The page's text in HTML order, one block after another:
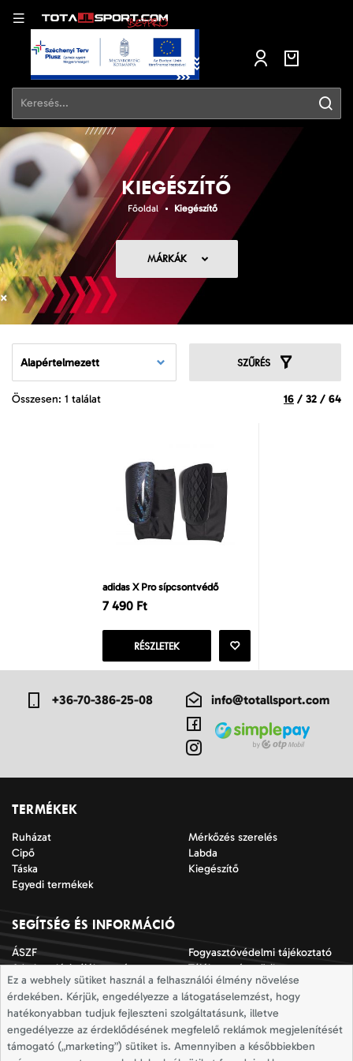
KIEGÉSZÍTŐ
Főoldal Kiegészítő
MÁRKÁK
Alapértelmezett SZŰRÉS
Összesen: 1 találat 16 / 32 / 64
adidas X Pro sípcsontvédő
7 490 Ft
RÉSZLETEK
+36-70-386-25-08 info@totallsport.com
TERMÉKEK
Ruházat
Mérkőzés szerelés
Cipő
Labda
Táska
Kiegészítő
Egyedi termékek
SEGÍTSÉG ÉS INFORMÁCIÓ
ÁSZF
Fogyasztóvédelmi tájékoztató
Adatkezelési tájékoztató
Tájékoztató a sütik
alkalmazásáról
Jogi nyilatkozat
Impresszum
Elállási nyilatkozat
Mérettáblázatok
Szállítási információk
Elállás a szerződéstől
Ez a webhely sütiket használ a felhasználói élmény növelése
érdekében. Kérjük, engedélyezze a látogatáselemzést, hogy
hatékonyabban tudjuk fejleszteni szolgáltatásunk, illetve
engedélyezze az érdeklődésének megfelelő reklámok megjelenítését
támogató („marketing”) sütiket is. Amennyiben a későbbiekben